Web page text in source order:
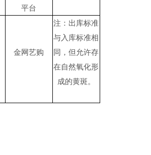
平台
金网艺购
注：出库标准
与入库标准相
同，但允许存
在自然氧化形
成的黄斑。